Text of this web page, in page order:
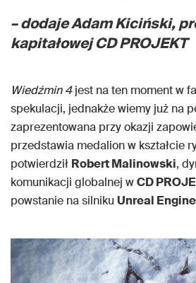
– dodaje Adam Kiciński,
kapitałowej CD PROJEKT
Wiedźmin 4jest na ten moment w
spekulacji, jednakże wiemy już na
zaprezentowana przy okazji
przedstawia medalion w kształcie
potwierdził Robert Malinowski,
komunikacji globalnej wCD
powstanie na silniku Unreal